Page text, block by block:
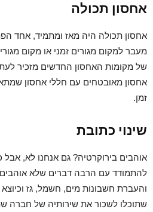
אחסון תכולה
אחסון תכולה היה מאז ומתמיד, אחד
מעבר למקום מגורים זמני או מקום
של מקומות האחסון החדשים מזכיר
אחסון מאובטחים עם חללי אחסון
זמן.
שינוי כתובת
אוהבים בירוקרטיה? גם אנחנו לא, אבל
להתמודד עם הרבה דברים שלא אוהבים
והעברת חשבונות מים, חשמל, גז
שתוכלו לשכור את שירותיה של חברה